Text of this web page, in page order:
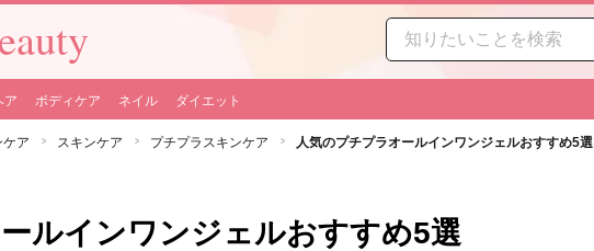
ア ボディケア ネイル ダイエット
ケア スキンケア プチプラスキンケア 人気のプチプラオールインワンジェルおすすめ5選
ルインワンジェルおすすめ5選